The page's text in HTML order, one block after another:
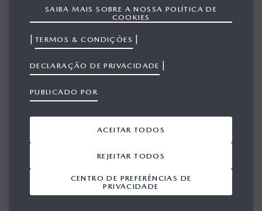
MAZDA6
SAIBA MAIS SOBRE A NOSSA POLÍTICA DE
COOKIES
| TERMOS & CONDIÇÕES |
DECLARAÇÃO DE PRIVACIDADE |
PUBLICADO POR
CENTRO DE PREFERÊNCIAS DE
PRIVACIDADE
REJEITAR TODOS
ACEITAR TODOS